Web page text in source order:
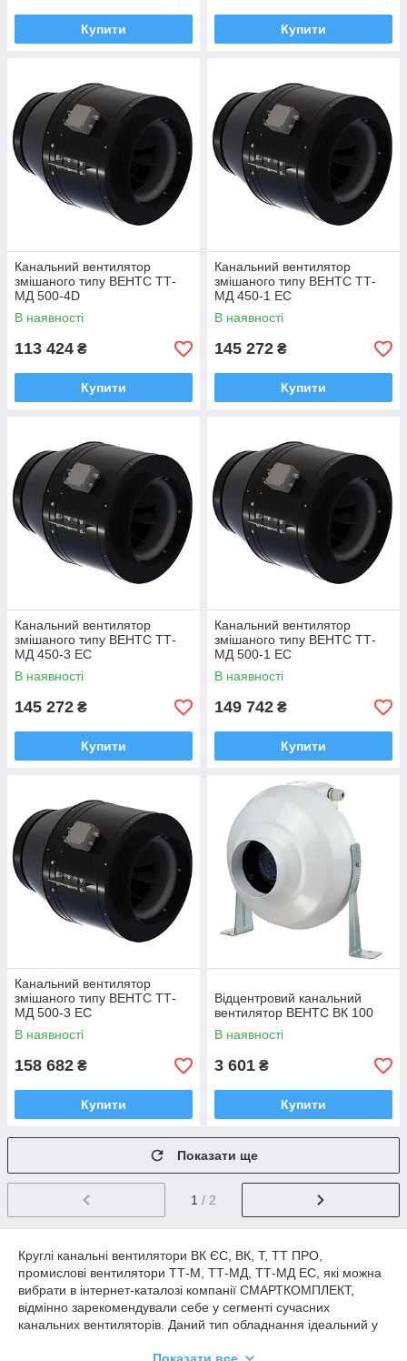
Купити Купити
Канальний вентилятор
змішаного типу ВЕНТС ТТ-
МД 500-4D
В наявності
113 424 ₴
Купити
Канальний вентилятор
змішаного типу ВЕНТС ТТ-
МД 450-1 EC
В наявності
145 272 ₴
Купити
Канальний вентилятор
змішаного типу ВЕНТС ТТ-
МД 450-3 EC
В наявності
145 272 ₴
Купити
Канальний вентилятор
змішаного типу ВЕНТС ТТ-
МД 500-1 EC
В наявності
149 742 ₴
Купити
Канальний вентилятор
змішаного типу ВЕНТС ТТ-
МД 500-3 EC
В наявності
158 682 ₴
Купити
Відцентровий канальний
вентилятор ВЕНТС ВК 100
В наявності
3 601 ₴
Купити
Показати ще
1 / 2
Круглі канальні вентилятори ВК ЄС, ВК, Т, ТТ ПРО,
промислові вентилятори ТТ-М, ТТ-МД, ТТ-МД EC, які можна
вибрати в інтернет-каталозі компанії СМАРТКОМПЛЕКТ,
відмінно зарекомендували себе у сегменті сучасних
канальних вентиляторів. Даний тип обладнання ідеальний у